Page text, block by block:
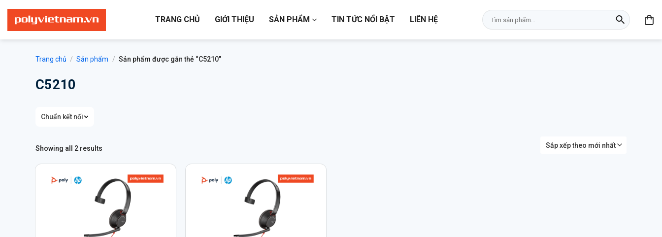
nội
dung
TRANG CHỦ GIỚI THIỆU SẢN PHẨM TIN TỨC NỔI BẬT LIÊN HỆ
Tìm
kiếm:
Trang chủ / Sản phẩm / Sản phẩm được gắn thẻ “C5210”
C5210
Chuẩn kết nối
Showing all 2 results